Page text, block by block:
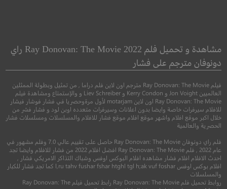
حرب المارقة: موت الأمة
اكشن
الأبله: آخر
كوميدي●رياضي
مشاهدة و تحميل فلم Ray Donovan: The Movie 2022 راي
دونوفان مترجم على فشار
فيلم Ray Donovan: The Movie مترجم اون لاين فلم دراما , من تمثيل وبطولة الممثلين
العالميين Jon Voight و Kerry Condon و Liev Schreiber و والإستمتاع ومشاهدة فيلم
Ray Donovan: The Movie اون لاين motarjam لأول مرةوحصريا في فشار فوشار فيشار
للافلام سيرفرات خاصة وايضا بدون اعلانات وسيرفرات متعدده اوبن لود و فشار فشر من
خلال اكبر موقع افلام واشهر موقع افلام موقع فشار للافلام والمسلسلات ومسلسلات فشار
الحصرية والعالمية
فلم راي دونوفان Ray Donovan: The Movie حاصل على تقييم عالي 7.0 وفلم مشهور في
عام 2022 , فلم Ray Donovan: The Movie افضل افلام 2022 من فشار للافلام وايضا تجد
احدث الافلام افلام فشار مشاهده افلام البوكس اوفس وشباك التذاكر الامريكي فشار ,
افلام بوكس اوفس l,ru tahv fushar fshar htghl tgl h;ak vuf foshar كما تجد فشار للكبار
والمسلسلات
روابط تحميل فلم Ray Donovan: The Movie رابط تحميل فيلم Ray Donovan: The